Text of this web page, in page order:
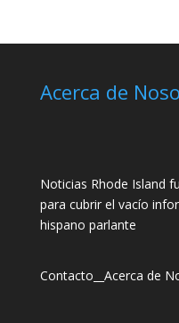
Acerca de
Noticias Rhode Island
para cubrir el vacío
hispano parlante
Contacto Acerca de